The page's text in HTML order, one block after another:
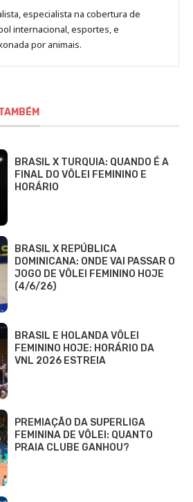
especialista na cobertura de
internacional, esportes, e
por animais.
BRASIL X TURQUIA: QUANDO É A
FINAL DO VÔLEI FEMININO E
HORÁRIO
BRASIL X REPÚBLICA
DOMINICANA: ONDE VAI PASSAR O
JOGO DE VÔLEI FEMININO HOJE
(4/6/26)
BRASIL E HOLANDA VÔLEI
FEMININO HOJE: HORÁRIO DA
VNL 2026 ESTREIA
PREMIAÇÃO DA SUPERLIGA
FEMININA DE VÔLEI: QUANTO
PRAIA CLUBE GANHOU?